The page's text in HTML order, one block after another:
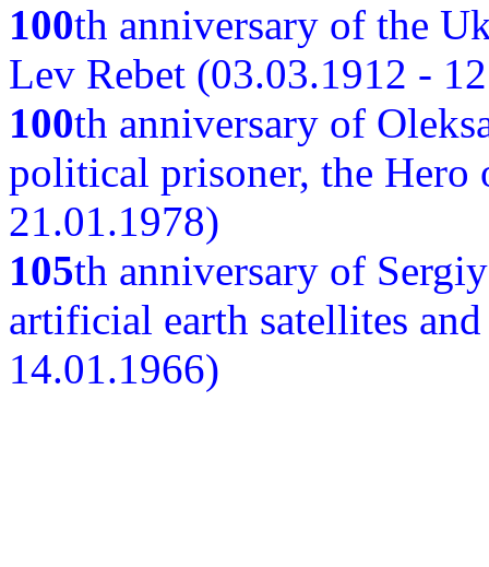
100th anniversary of the
Lev Rebet (03.03.1912 -
100th anniversary of
political prisoner, the
21.01.1978)
105th anniversary of
artificial earth satellites
14.01.1966)